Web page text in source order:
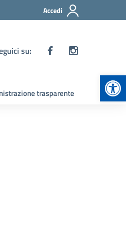
Accedi
su:
trasparente